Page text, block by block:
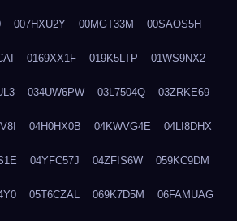
007HXU2Y 00MGT33M 00SAOS5H
0169XX1F 019K5LTP 01WS9NX2
034UW6PW 03L7504Q 03ZRKE69
04H0HX0B 04KWVG4E 04LI8DHX
04YFC57J 04ZFIS6W 059KC9DM
05T6CZAL 069K7D5M 06FAMUAG